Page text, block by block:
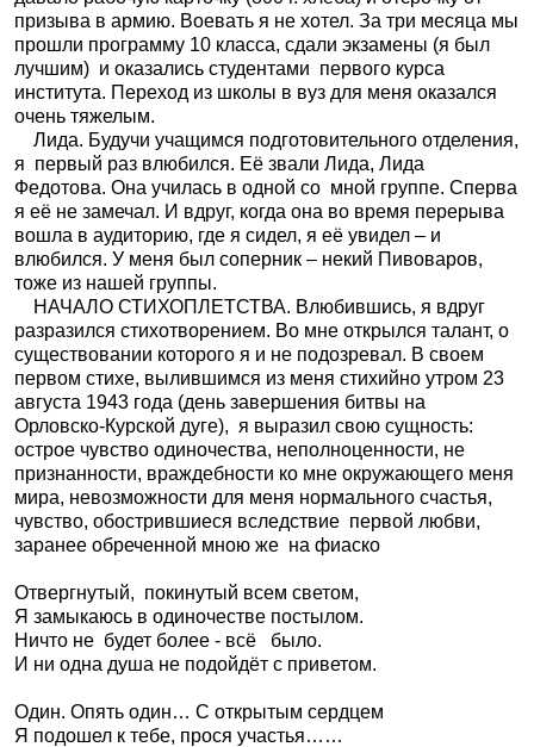
призыва в армию. Воевать я не хотел. За три месяца мы
прошли программу 10 класса, сдали экзамены (я был
лучшим) и оказались студентами первого курса
института. Переход из школы в вуз для меня оказался
очень тяжелым.
Лида. Будучи учащимся подготовительного отделения,
я первый раз влюбился. Её звали Лида, Лида
Федотова. Она училась в одной со мной группе. Сперва
я её не замечал. И вдруг, когда она во время перерыва
вошла в аудиторию, где я сидел, я её увидел – и
влюбился. У меня был соперник – некий Пивоваров,
тоже из нашей группы.
НАЧАЛО СТИХОПЛЕТСТВА. Влюбившись, я вдруг
разразился стихотворением. Во мне открылся талант, о
существовании которого я и не подозревал. В своем
первом стихе, вылившимся из меня стихийно утром 23
августа 1943 года (день завершения битвы на
Орловско-Курской дуге), я выразил свою сущность:
острое чувство одиночества, неполноценности, не
признанности, враждебности ко мне окружающего меня
мира, невозможности для меня нормального счастья,
чувство, обострившиеся вследствие первой любви,
заранее обреченной мною же на фиаско
Отвергнутый, покинутый всем светом,
Я замыкаюсь в одиночестве постылом.
Ничто не будет более - всё
было.
И ни одна душа не подойдёт с приветом.
Один. Опять один… С открытым сердцем
Я подошел к тебе, прося участья……